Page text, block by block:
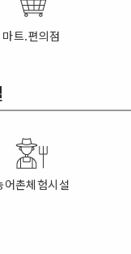
마트.편의점
어촌체험시설